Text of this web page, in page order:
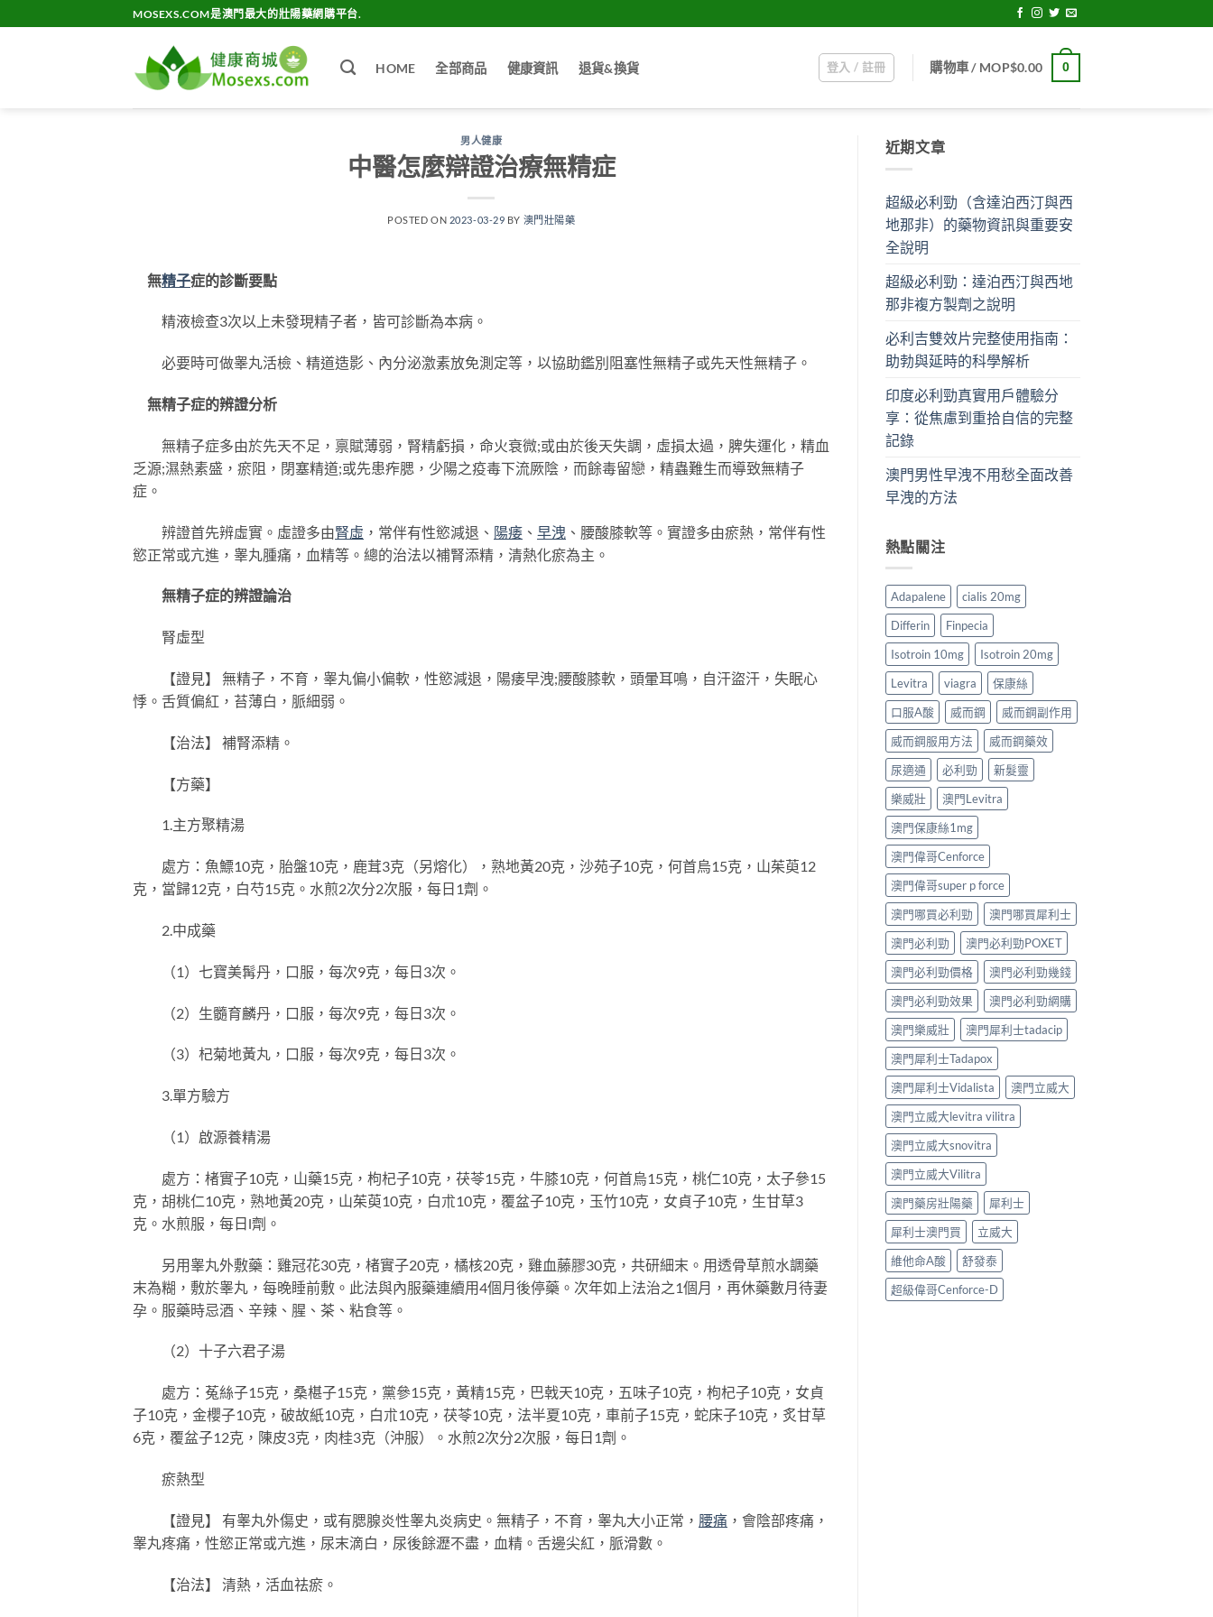
to
MOSEXS.COM是澳門最大的壯陽藥網購平台.
HOME 全部商品 健康資訊 退貨&換貨 登入 / 註冊 購物車 / MOP$0.00 0
男人健康
中醫怎麼辯證治療無精症
POSTED ON 2023-03-29 BY 澳門壯陽藥
無精子症的診斷要點
精液檢查3次以上未發現精子者，皆可診斷為本病。
必要時可做睾丸活檢、精道造影、內分泌激素放免測定等，以協助鑑別阻塞性無精子或先天性無精子。
無精子症的辨證分析
無精子症多由於先天不足，禀賦薄弱，腎精虧損，命火衰微;或由於後天失調，虛損太過，脾失運化，精血
乏源;濕熱素盛，瘀阻，閉塞精道;或先患痄腮，少陽之疫毒下流厥陰，而餘毒留戀，精蟲難生而導致無精子
症。
辨證首先辨虛實。虛證多由腎虛 ，常伴有性慾減退、 陽痿 、 早洩 、腰酸膝軟等。實證多由瘀熱，常伴有性
慾正常或亢進，睾丸腫痛，血精等。總的治法以補腎添精，清熱化瘀為主。
無精子症的辨證論治
腎虛型
【證見】 無精子，不育，睾丸偏小偏軟，性慾減退，陽痿早洩;腰酸膝軟，頭暈耳鳴，自汗盜汗，失眠心
悸。舌質偏紅，苔薄白，脈細弱。
【治法】 補腎添精。
【方藥】
1.主方聚精湯
處方：魚鰾10克，胎盤10克，鹿茸3克（另熔化），熟地黃20克，沙苑子10克，何首烏15克，山茱萸12
克，當歸12克，白芍15克。水煎2次分2次服，每日1劑。
2.中成藥
（1）七寶美髯丹，口服，每次9克，每日3次。
（2）生髓育麟丹，口服，每次9克，每日3次。
（3）杞菊地黃丸，口服，每次9克，每日3次。
3.單方驗方
（1）啟源養精湯
處方：楮實子10克，山藥15克，枸杞子10克，茯苓15克，牛膝10克，何首烏15克，桃仁10克，太子參15
克，胡桃仁10克，熟地黃20克，山茱萸10克，白朮10克，覆盆子10克，玉竹10克，女貞子10克，生甘草3
克。水煎服，每日l劑。
另用睾丸外敷藥：雞冠花30克，楮實子20克，橘核20克，雞血藤膠30克，共研細末。用透骨草煎水調藥
末為糊，敷於睾丸，每晚睡前敷。此法與內服藥連續用4個月後停藥。次年如上法治之1個月，再休藥數月待妻
孕。服藥時忌酒、辛辣、腥、茶、粘食等。
（2）十子六君子湯
處方：菟絲子15克，桑椹子15克，黨參15克，黃精15克，巴戟天10克，五味子10克，枸杞子10克，女貞
子10克，金櫻子10克，破故紙10克，白朮10克，茯苓10克，法半夏10克，車前子15克，蛇床子10克，炙甘草
6克，覆盆子12克，陳皮3克，肉桂3克（沖服）。水煎2次分2次服，每日1劑。
瘀熱型
【證見】 有睾丸外傷史，或有腮腺炎性睾丸炎病史。無精子，不育，睾丸大小正常， 腰痛 ，會陰部疼痛，
睾丸疼痛，性慾正常或亢進，尿末滴白，尿後餘瀝不盡，血精。舌邊尖紅，脈滑數。
【治法】 清熱，活血祛瘀。
近期文章
超級必利勁（含達泊西汀與西
地那非）的藥物資訊與重要安
全說明
超級必利勁：達泊西汀與西地
那非複方製劑之說明
必利吉雙效片完整使用指南：
助勃與延時的科學解析
印度必利勁真實用戶體驗分
享：從焦慮到重拾自信的完整
記錄
澳門男性早洩不用愁全面改善
早洩的方法
熱點關注
Adapalene
cialis 20mg
Differin
Finpecia
Isotroin 10mg
Isotroin 20mg
Levitra
viagra
保康絲
口服A酸
威而鋼
威而鋼副作用
威而鋼服用方法
威而鋼藥效
尿適通
必利勁
新髮靈
樂威壯
澳門Levitra
澳門保康絲1mg
澳門偉哥Cenforce
澳門偉哥super p force
澳門哪買必利勁
澳門哪買犀利士
澳門必利勁
澳門必利勁POXET
澳門必利勁價格
澳門必利勁幾錢
澳門必利勁效果
澳門必利勁網購
澳門樂威壯
澳門犀利士tadacip
澳門犀利士Tadapox
澳門犀利士Vidalista
澳門立威大
澳門立威大levitra vilitra
澳門立威大snovitra
澳門立威大Vilitra
澳門藥房壯陽藥
犀利士
犀利士澳門買
立威大
維他命A酸
舒發泰
超級偉哥Cenforce-D